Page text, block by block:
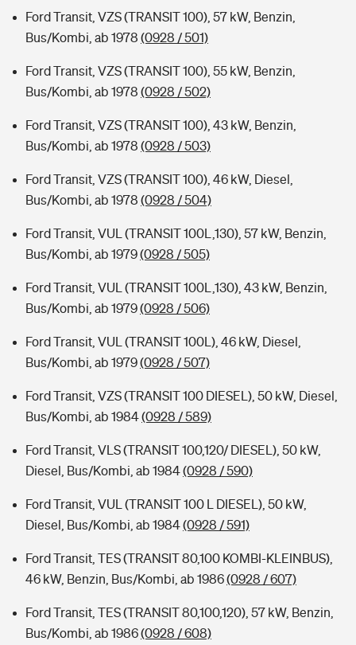
Ford Transit, VZS (TRANSIT 100), 57 kW, Benzin,
Bus/Kombi, ab 1978 (0928 / 501)
Ford Transit, VZS (TRANSIT 100), 55 kW, Benzin,
Bus/Kombi, ab 1978 (0928 / 502)
Ford Transit, VZS (TRANSIT 100), 43 kW, Benzin,
Bus/Kombi, ab 1978 (0928 / 503)
Ford Transit, VZS (TRANSIT 100), 46 kW, Diesel,
Bus/Kombi, ab 1978 (0928 / 504)
Ford Transit, VUL (TRANSIT 100L,130), 57 kW, Benzin,
Bus/Kombi, ab 1979(0928 / 505)
Ford Transit, VUL (TRANSIT 100L,130), 43 kW, Benzin,
Bus/Kombi, ab 1979(0928 / 506)
Ford Transit, VUL (TRANSIT 100L), 46 kW, Diesel,
Bus/Kombi, ab 1979(0928 / 507)
Ford Transit, VZS (TRANSIT 100 DIESEL), 50 kW, Diesel,
Bus/Kombi, ab 1984(0928 / 589)
Ford Transit, VLS (TRANSIT 100,120/ DIESEL), 50 kW,
Diesel, Bus/Kombi, ab 1984(0928 / 590)
Ford Transit, VUL (TRANSIT 100 L DIESEL), 50 kW,
Diesel, Bus/Kombi, ab 1984(0928 / 591)
Ford Transit, TES (TRANSIT 80,100 KOMBI-KLEINBUS),
46 kW, Benzin, Bus/Kombi, ab 1986(0928 / 607)
Ford Transit, TES (TRANSIT 80,100,120), 57 kW, Benzin,
Bus/Kombi, ab 1986(0928 / 608)